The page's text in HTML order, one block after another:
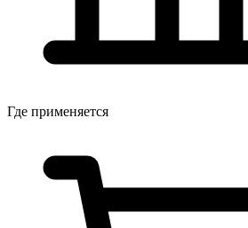
Где применяется